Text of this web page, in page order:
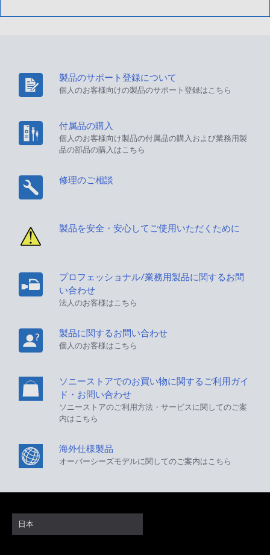
製品のサポート登録について
個人のお客様向けの製品のサポート登録はこちら
付属品の購入
個人のお客様向け製品の付属品の購入および業務用製
品の部品の購入はこちら
修理のご相談
製品を安全・安心してご使用いただくために
プロフェッショナル/業務用製品に関するお問
い合わせ
法人のお客様はこちら
製品に関するお問い合わせ
個人のお客様はこちら
ソニーストアでのお買い物に関するご利用ガイ
ド・お問い合わせ
ソニーストアのご利用方法・サービスに関してのご案
内はこちら
海外仕様製品
オーバーシーズモデルに関してのご案内はこちら
日本